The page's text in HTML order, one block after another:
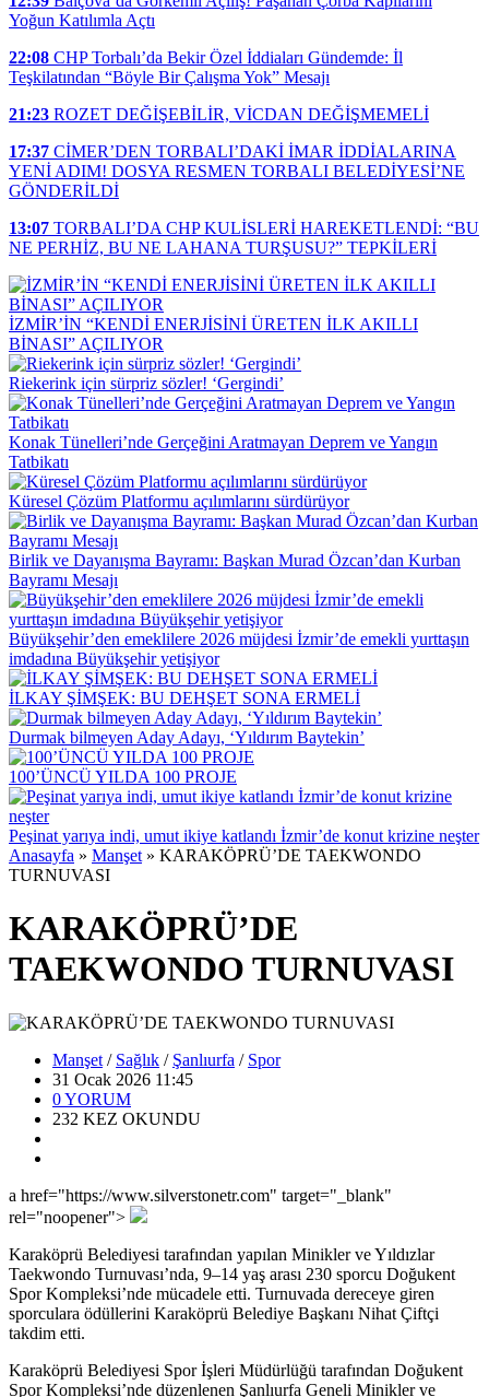
Yoğun Katılımla Açtı
22:08 CHP Torbalı’da Bekir Özel İddiaları Gündemde: İl
Teşkilatından “Böyle Bir Çalışma Yok” Mesajı
21:23 ROZET DEĞİŞEBİLİR, VİCDAN DEĞİŞMEMELİ
17:37 CİMER’DEN TORBALI’DAKİ İMAR İDDİALARINA
YENİ ADIM! DOSYA RESMEN TORBALI BELEDİYESİ’NE
GÖNDERİLDİ
13:07 TORBALI’DA CHP KULİSLERİ HAREKETLENDİ: “BU
NE PERHİZ, BU NE LAHANA TURŞUSU?” TEPKİLERİ
İZMİR’İN “KENDİ ENERJİSİNİ ÜRETEN İLK AKILLI
BİNASI” AÇILIYOR
Riekerink için sürpriz sözler! ‘Gergindi’
Konak Tünelleri’nde Gerçeğini Aratmayan Deprem ve Yangın
Tatbikatı
Küresel Çözüm Platformu açılımlarını sürdürüyor
Birlik ve Dayanışma Bayramı: Başkan Murad Özcan’dan Kurban
Bayramı Mesajı
Büyükşehir’den emeklilere 2026 müjdesi İzmir’de emekli yurttaşın
imdadına Büyükşehir yetişiyor
İLKAY ŞİMŞEK: BU DEHŞET SONA ERMELİ
Durmak bilmeyen Aday Adayı, ‘Yıldırım Baytekin’
100’ÜNCÜ YILDA 100 PROJE
Peşinat yarıya indi, umut ikiye katlandı İzmir’de konut krizine neşter
Anasayfa » Manşet » KARAKÖPRÜ’DE TAEKWONDO
TURNUVASI
KARAKÖPRÜ’DE
TAEKWONDO TURNUVASI
Manşet / Sağlık / Şanlıurfa / Spor
31 Ocak 2026 11:45
0YORUM
232 KEZ OKUNDU
a href="https://www.silverstonetr.com" target="_blank"
rel="noopener">
Karaköprü Belediyesi tarafından yapılan Minikler ve Yıldızlar
Taekwondo Turnuvası’nda, 9–14 yaş arası 230 sporcu Doğukent
Spor Kompleksi’nde mücadele etti. Turnuvada dereceye giren
sporculara ödüllerini Karaköprü Belediye Başkanı Nihat Çiftçi
takdim etti.
Karaköprü Belediyesi Spor İşleri Müdürlüğü tarafından Doğukent
Spor Kompleksi’nde düzenlenen Şanlıurfa Geneli Minikler ve